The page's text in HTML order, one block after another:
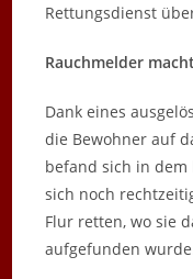
Rettungsdienst
Rauchmelder
Dank eines
die Bewohner auf
befand sich in
sich noch
Flur retten, wo sie
aufgefunden